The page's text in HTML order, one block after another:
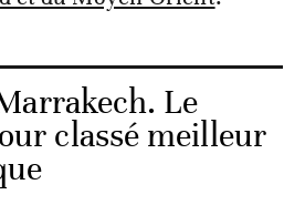
Le
classé meilleur